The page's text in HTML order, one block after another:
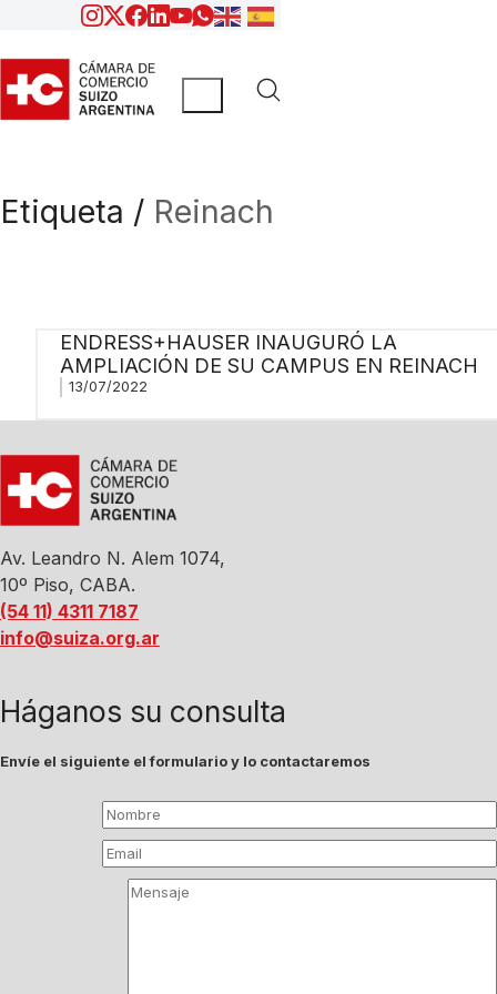
Etiqueta / Reinach
ENDRESS+HAUSER INAUGURÓ LA
AMPLIACIÓN DE SU CAMPUS EN REINACH
13/07/2022
Av. Leandro N. Alem 1074,
10º Piso, CABA.
(54 11) 4311 7187
info@suiza.org.ar
Háganos su consulta
Envíe el siguiente el formulario y lo contactaremos